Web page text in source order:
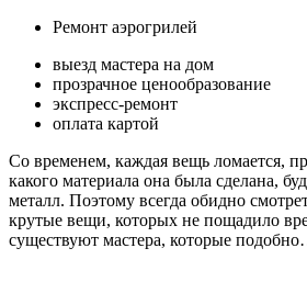
Ремонт аэрогрилей
выезд мастера на дом
прозрачное ценообразование
экспресс-ремонт
оплата картой
Со временем, каждая вещь ломается,
какого материала она была сделана,
металл. Поэтому всегда обидно
крутые вещи, которых не пощадило
существуют мастера, которые